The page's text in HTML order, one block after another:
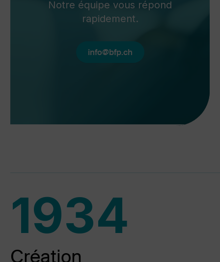
Notre équipe vous répond
rapidement.
info@bfp.ch
1934
Création